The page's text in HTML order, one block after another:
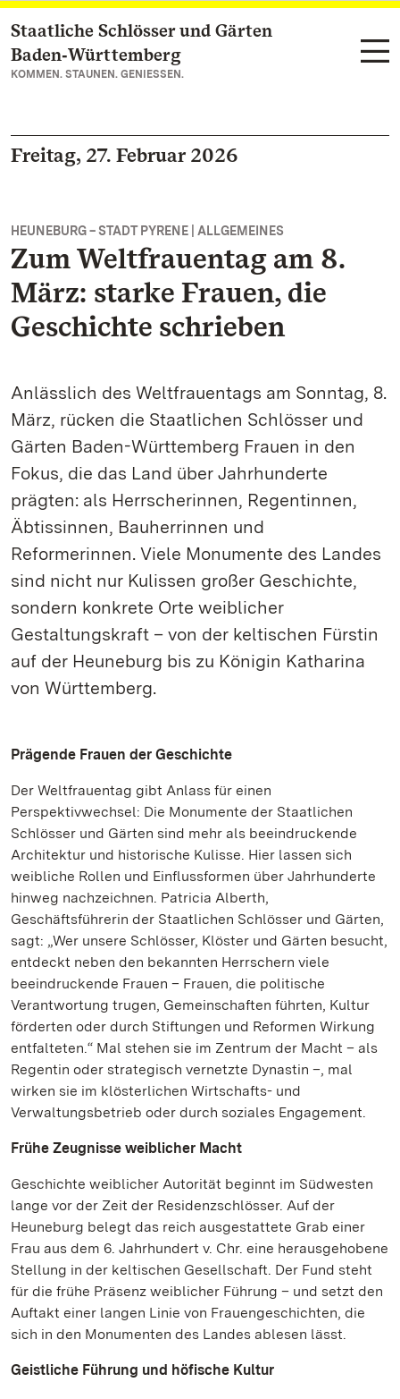
Zum Hauptinhalt springen
Staatliche Schlösser und Gärten
Baden‑Württemberg
KOMMEN. STAUNEN. GENIESSEN.
Freitag, 27. Februar 2026
HEUNEBURG – STADT PYRENE | ALLGEMEINES
Zum Weltfrauentag am 8.
März: starke Frauen, die
Geschichte schrieben
Anlässlich des Weltfrauentags am Sonntag, 8.
März, rücken die Staatlichen Schlösser und
Gärten Baden-Württemberg Frauen in den
Fokus, die das Land über Jahrhunderte
prägten: als Herrscherinnen, Regentinnen,
Äbtissinnen, Bauherrinnen und
Reformerinnen. Viele Monumente des Landes
sind nicht nur Kulissen großer Geschichte,
sondern konkrete Orte weiblicher
Gestaltungskraft – von der keltischen Fürstin
auf der Heuneburg bis zu Königin Katharina
von Württemberg.
Prägende Frauen der Geschichte
Der Weltfrauentag gibt Anlass für einen
Perspektivwechsel: Die Monumente der Staatlichen
Schlösser und Gärten sind mehr als beeindruckende
Architektur und historische Kulisse. Hier lassen sich
weibliche Rollen und Einflussformen über Jahrhunderte
hinweg nachzeichnen. Patricia Alberth,
Geschäftsführerin der Staatlichen Schlösser und Gärten,
sagt: „Wer unsere Schlösser, Klöster und Gärten besucht,
entdeckt neben den bekannten Herrschern viele
beeindruckende Frauen – Frauen, die politische
Verantwortung trugen, Gemeinschaften führten, Kultur
förderten oder durch Stiftungen und Reformen Wirkung
entfalteten.“ Mal stehen sie im Zentrum der Macht – als
Regentin oder strategisch vernetzte Dynastin –, mal
wirken sie im klösterlichen Wirtschafts- und
Verwaltungsbetrieb oder durch soziales Engagement.
Frühe Zeugnisse weiblicher Macht
Geschichte weiblicher Autorität beginnt im Südwesten
lange vor der Zeit der Residenzschlösser. Auf der
Heuneburg belegt das reich ausgestattete Grab einer
Frau aus dem 6. Jahrhundert v. Chr. eine herausgehobene
Stellung in der keltischen Gesellschaft. Der Fund steht
für die frühe Präsenz weiblicher Führung – und setzt den
Auftakt einer langen Linie von Frauengeschichten, die
sich in den Monumenten des Landes ablesen lässt.
Geistliche Führung und höfische Kultur